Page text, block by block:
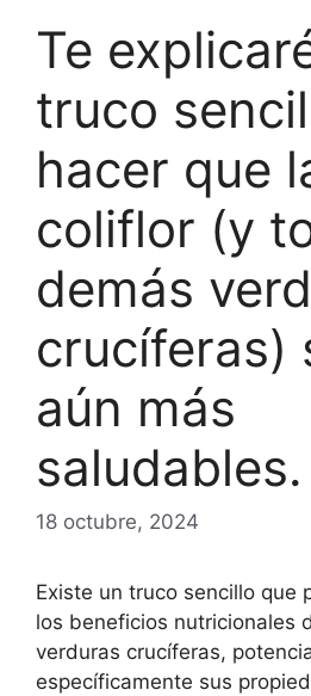
Te
truco
hacer que
coliflor (y
demás
crucíferas)
aún más
saludables.
18 octubre, 2024
Existe un truco sencillo que
los beneficios nutricionales
verduras crucíferas,
específicamente sus